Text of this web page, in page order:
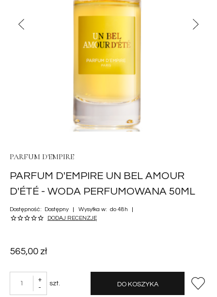
PARFUM D'EMPIRE
PARFUM D'EMPIRE UN BEL AMOUR
D'ÉTÉ - WODA PERFUMOWANA 50ML
Dostępność: Dostępny Wysyłka w: do 48h
DODAJ RECENZJĘ
565,00 zł
+
-
szt. DO KOSZYKA